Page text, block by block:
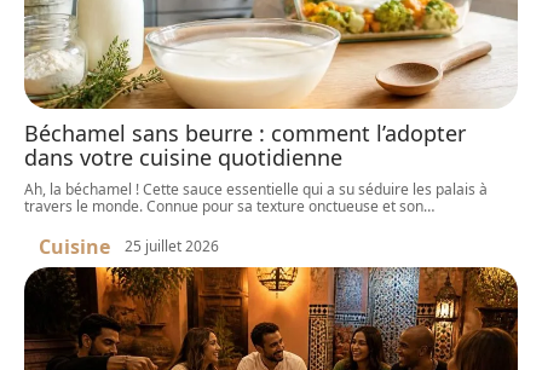
Béchamel sans beurre : comment l’adopter
dans votre cuisine quotidienne
Ah, la béchamel ! Cette sauce essentielle qui a su séduire les palais à
travers le monde. Connue pour sa texture onctueuse et son…
Cuisine 25 juillet 2026